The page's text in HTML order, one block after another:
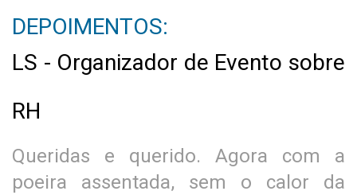
DEPOIMENTOS:
LS - Organizador de Evento sobre
RH
Queridas e querido. Agora com a
poeira assentada, sem o calor da